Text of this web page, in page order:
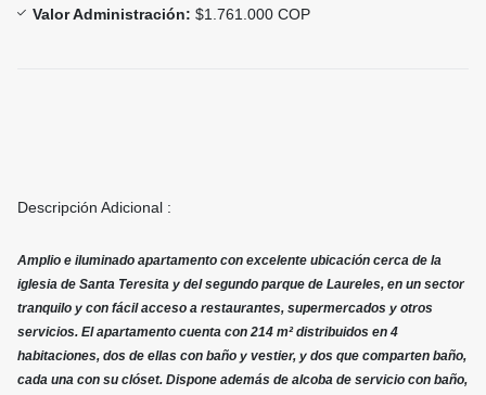
Valor Administración: $1.761.000 COP
Descripción Adicional :
Amplio e iluminado apartamento con excelente ubicación cerca de la
iglesia de Santa Teresita y del segundo parque de Laureles, en un sector
tranquilo y con fácil acceso a restaurantes, supermercados y otros
servicios. El apartamento cuenta con 214 m² distribuidos en 4
habitaciones, dos de ellas con baño y vestier, y dos que comparten baño,
cada una con su clóset. Dispone además de alcoba de servicio con baño,